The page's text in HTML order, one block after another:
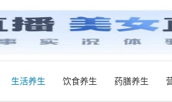
生活养生 饮食养生 药膳养生